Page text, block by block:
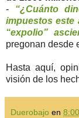
- “¿Cuánto
impuestos
“expolio”
pregonan desde
Hasta aquí,
visión de los
Duerobajo en 8:00